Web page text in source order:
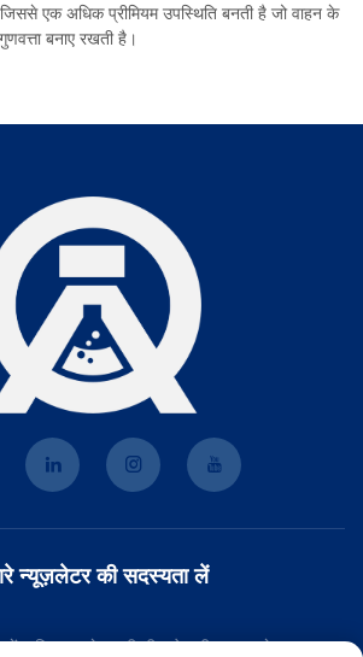
एक अधिक प्रीमियम उपस्थिति बनती है जो वाहन के
बनाए रखती है।
न्यूज़लेटर की सदस्यता लें
ताकि आपको हमारी टीम से नवीनतम उद्योग समाचार,